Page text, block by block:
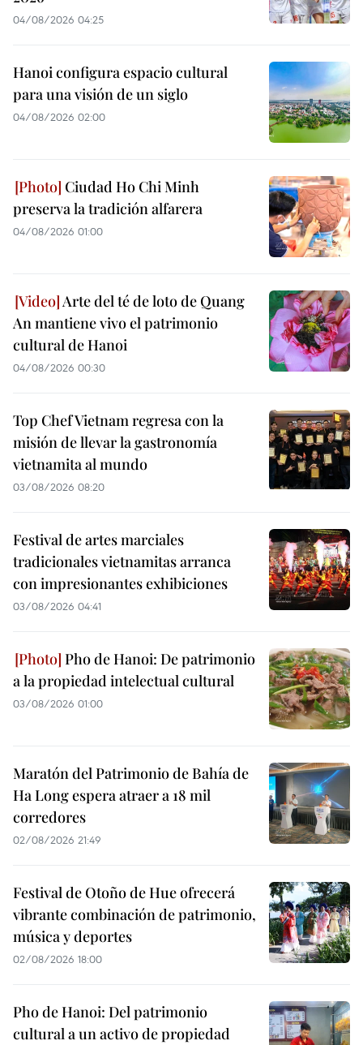
04/08/2026 04:25
Hanoi configura espacio cultural
para una visión de un siglo
04/08/2026 02:00
Ciudad Ho Chi Minh
preserva la tradición alfarera
04/08/2026 01:00
Arte del té de loto de Quang
An mantiene vivo el patrimonio
cultural de Hanoi
04/08/2026 00:30
Top Chef Vietnam regresa con la
misión de llevar la gastronomía
vietnamita al mundo
03/08/2026 08:20
Festival de artes marciales
tradicionales vietnamitas arranca
con impresionantes exhibiciones
03/08/2026 04:41
Pho de Hanoi: De patrimonio
a la propiedad intelectual cultural
03/08/2026 01:00
Maratón del Patrimonio de Bahía de
Ha Long espera atraer a 18 mil
corredores
02/08/2026 21:49
Festival de Otoño de Hue ofrecerá
vibrante combinación de patrimonio,
música y deportes
02/08/2026 18:00
Pho de Hanoi: Del patrimonio
cultural a un activo de propiedad